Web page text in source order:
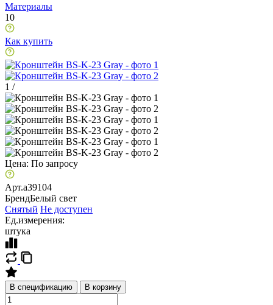
Материалы
10
Как купить
1 /
Цена: По запросу
Арт.a39104
БрендБелый свет
Снятый Не доступен
Ед.измерения:
штука
В спецификацию В корзину